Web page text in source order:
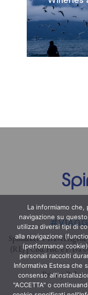
Spinnaker’s Travel
(RE) | Cod. Fisc. e P. Iva
Privacy Policy
La informiamo che,
navigazione su
utilizza diversi tipi di
alla navigazione
(performance
personali raccolti
Informativa Estesa che
consenso
"ACCETTA" o